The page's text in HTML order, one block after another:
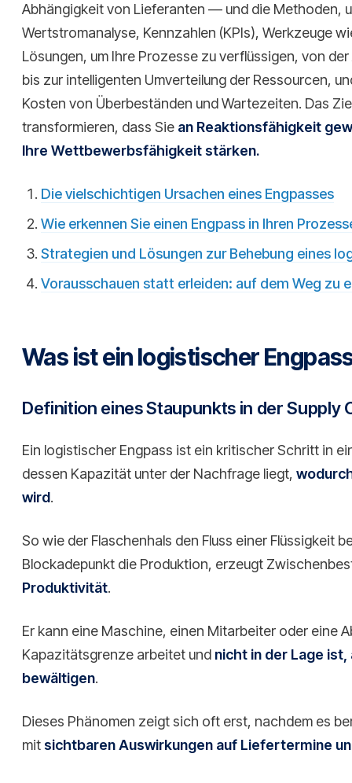
Abhängigkeit von Lieferanten — und die Methoden,
Wertstromanalyse, Kennzahlen (KPIs), Werkzeuge
Lösungen, um Ihre Prozesse zu verflüssigen, von
bis zur intelligenten Umverteilung der Ressourcen,
Kosten von Überbeständen und Wartezeiten. Das
transformieren, dass Sie an Reaktionsfähigkeit
Ihre Wettbewerbsfähigkeit stärken.
Die vielschichtigen Ursachen eines Engpasses
Wie erkennen Sie einen Engpass in Ihren
Strategien und Lösungen zur Behebung eines
Vorausschauen statt erleiden: auf dem Weg zu
Was ist ein logistischer
Definition eines Staupunkts in der Supply
Ein logistischer Engpass ist ein kritischer Schritt in
dessen Kapazität unter der Nachfrage liegt,
wird.
So wie der Flaschenhals den Fluss einer Flüssigkeit
Blockadepunkt die Produktion, erzeugt
Produktivität.
Er kann eine Maschine, einen Mitarbeiter oder eine
Kapazitätsgrenze arbeitet und nicht in der Lage
bewältigen.
Dieses Phänomen zeigt sich oft erst, nachdem es
mitsichtbaren Auswirkungen auf Liefertermine